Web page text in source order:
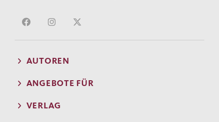
AUTOREN
ANGEBOTE FÜR
VERLAG